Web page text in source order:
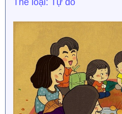
Thể loại: Tự do